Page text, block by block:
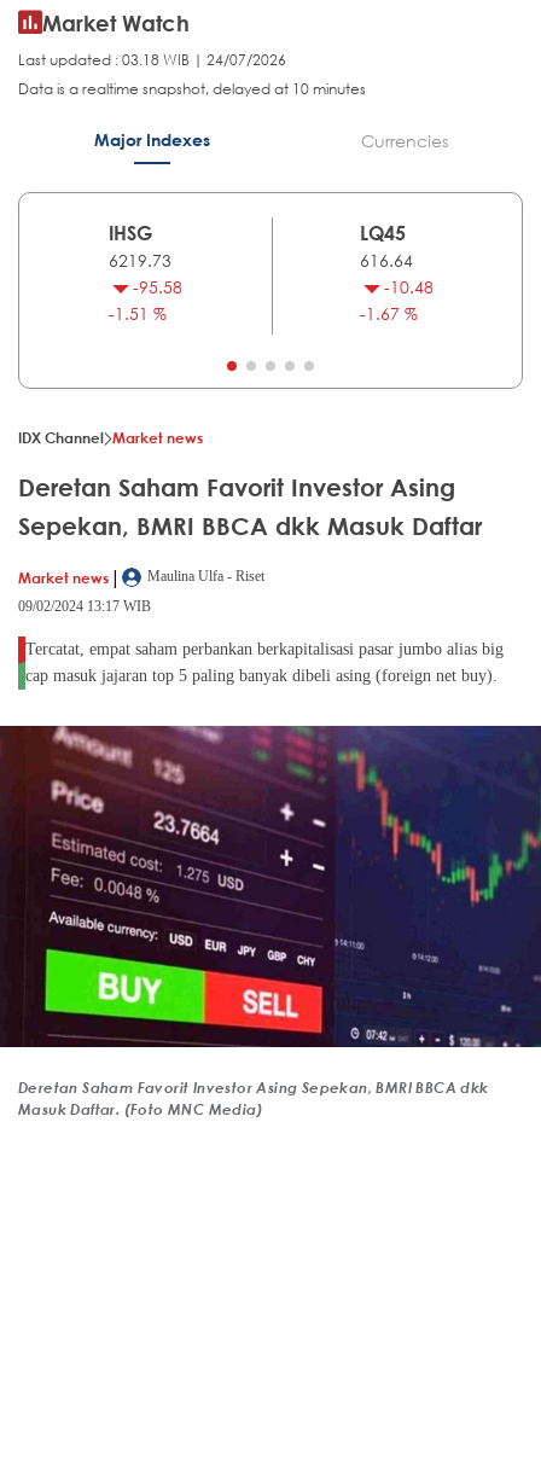
Market Watch
Last updated : 03.18 WIB | 24/07/2026
Data is a realtime snapshot, delayed at 10 minutes
Major Indexes Currencies
IHSG
6219.73
-95.58
-1.51 %
LQ45
616.64
-10.48
-1.67 %
IDX Channel Market news
Deretan Saham Favorit Investor Asing
Sepekan, BMRI BBCA dkk Masuk Daftar
Market news |
Maulina Ulfa - Riset
09/02/2024 13:17 WIB
Tercatat, empat saham perbankan berkapitalisasi pasar jumbo alias big
cap masuk jajaran top 5 paling banyak dibeli asing (foreign net buy).
Deretan Saham Favorit Investor Asing Sepekan, BMRI BBCA dkk
Masuk Daftar. (Foto MNC Media)